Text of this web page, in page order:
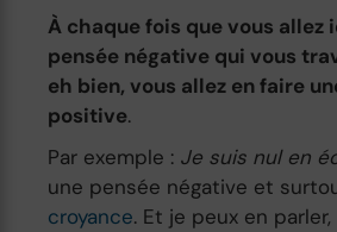
À chaque fois que vous allez
pensée négative qui vous
eh bien, vous allez en faire
positive.
Par exemple : Je suis nul en
une pensée négative et
croyance. Et je peux en